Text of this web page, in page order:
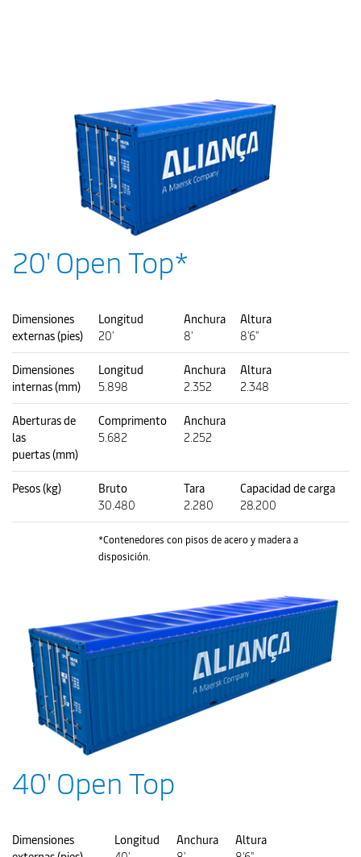
20' Open Top*
Dimensiones
externas (pies)
Longitud
20'
Anchura
8'
Altura
8'6"
Dimensiones
internas (mm)
Longitud
5.898
Anchura
2.352
Altura
2.348
Aberturas de
las
puertas (mm)
Comprimento
5.682
Anchura
2.252
Pesos (kg)
Bruto
30.480
Tara
2.280
Capacidad de carga
28.200
*Contenedores con pisos de acero y madera a
disposición.
40' Open Top
Dimensiones
Longitud
Anchura
Altura